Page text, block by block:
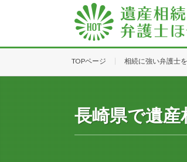
TOPページ 相続に強い弁護士
長崎県で遺